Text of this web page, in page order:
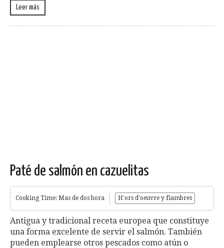
Leer más
Paté de salmón en cazuelitas
Cooking Time: Mas de dos hora H'ors d'oeuvre y fiambres
Antigua y tradicional receta europea que constituye
una forma excelente de servir el salmón. También
pueden emplearse otros pescados como atún o